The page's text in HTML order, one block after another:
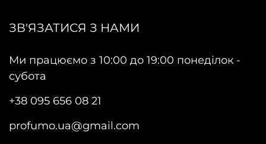
ЗВ'ЯЗАТИСЯ З НАМИ
Ми працюємо з 10:00 до 19:00 понеділок -
субота
+38 095 656 08 21
profumo.ua@gmail.com